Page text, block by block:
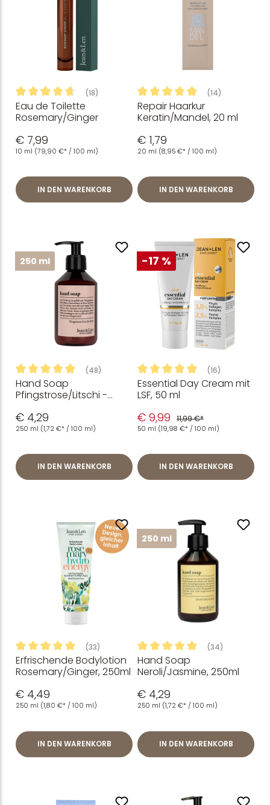
Durchschnittliche Bewertung von 4.81 von 5 Sternen
(18)
Eau de Toilette
Rosemary/Ginger
€ 7,99
10 ml (79,90 €* / 100 ml)
IN DEN WARENKORB
Durchschnittliche
(14)
Repair Haarkur
Keratin/Mandel, 20 ml
€ 1,79
20 ml (8,95 €* / 100 ml)
IN DEN WARENKORB
250 ml
Durchschnittliche Bewertung von 4.96 von 5 Sternen
(48)
Hand Soap
Pfingstrose/Litschi -
€ 4,29
250 ml (1,72 €* / 100 ml)
IN DEN WARENKORB
-17 %
Durchschnittliche
(16)
Essential Day Cream mit
LSF, 50 ml
€ 9,99 11,99 €*
50 ml (19,98 €* / 100 ml)
IN DEN WARENKORB
Durchschnittliche Bewertung von 4.94 von 5 Sternen
(33)
Erfrischende Bodylotion
Rosemary/Ginger, 250ml
€ 4,49
250 ml (1,80 €* / 100 ml)
IN DEN WARENKORB
250 ml
Durchschnittliche
(34)
Hand Soap
Neroli/Jasmine, 250ml
€ 4,29
250 ml (1,72 €* / 100 ml)
IN DEN WARENKORB